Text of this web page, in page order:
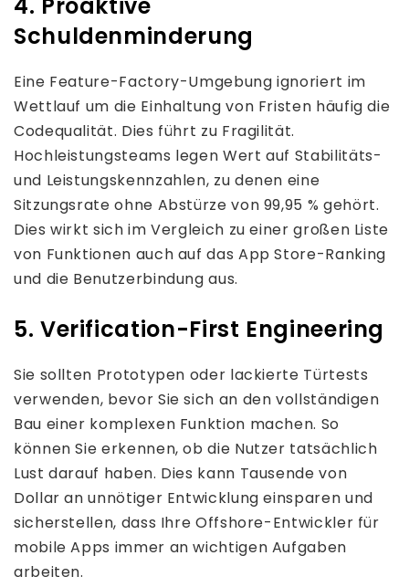
Schuldenminderung
Eine Feature-Factory-Umgebung ignoriert im
Wettlauf um die Einhaltung von Fristen häufig die
Codequalität. Dies führt zu Fragilität.
Hochleistungsteams legen Wert auf Stabilitäts-
und Leistungskennzahlen, zu denen eine
Sitzungsrate ohne Abstürze von 99,95 % gehört.
Dies wirkt sich im Vergleich zu einer großen Liste
von Funktionen auch auf das App Store-Ranking
und die Benutzerbindung aus.
5. Verification-First Engineering
Sie sollten Prototypen oder lackierte Türtests
verwenden, bevor Sie sich an den vollständigen
Bau einer komplexen Funktion machen. So
können Sie erkennen, ob die Nutzer tatsächlich
Lust darauf haben. Dies kann Tausende von
Dollar an unnötiger Entwicklung einsparen und
sicherstellen, dass Ihre Offshore-Entwickler für
mobile Apps immer an wichtigen Aufgaben
arbeiten.